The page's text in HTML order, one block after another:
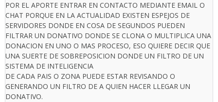
POR EL APORTE ENTRAR EN CONTACTO MEDIANTE EMAIL O
CHAT PORQUE EN LA ACTUALIDAD EXISTEN ESPEJOS DE
SERVIDORES DONDE EN COSA DE SEGUNDOS PUEDEN
FILTRAR UN DONATIVO DONDE SE CLONA O MULTIPLICA UNA
DONACION EN UNO O MAS PROCESO, ESO QUIERE DECIR QUE
UNA SUERTE DE SOBREPOSICION DONDE UN FILTRO DE UN
SISTEMA DE INTELIGENCIA
DE CADA PAIS O ZONA PUEDE ESTAR REVISANDO O
GENERANDO UN FILTRO DE A QUIEN HACER LLEGAR UN
DONATIVO.